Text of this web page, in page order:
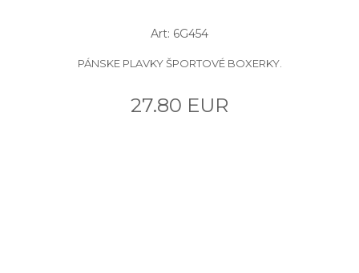
Art: 6G454
PÁNSKE PLAVKY ŠPORTOVÉ BOXERKY.
27.80 EUR